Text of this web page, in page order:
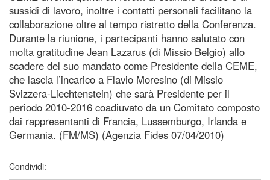
sussidi di lavoro, inoltre i contatti personali facilitano la
collaborazione oltre al tempo ristretto della Conferenza.
Durante la riunione, i partecipanti hanno salutato con
molta gratitudine Jean Lazarus (di Missio Belgio) allo
scadere del suo mandato come Presidente della CEME,
che lascia l’incarico a Flavio Moresino (di Missio
Svizzera-Liechtenstein) che sarà Presidente per il
periodo 2010-2016 coadiuvato da un Comitato composto
dai rappresentanti di Francia, Lussemburgo, Irlanda e
Germania. (FM/MS) (Agenzia Fides 07/04/2010)
Condividi: